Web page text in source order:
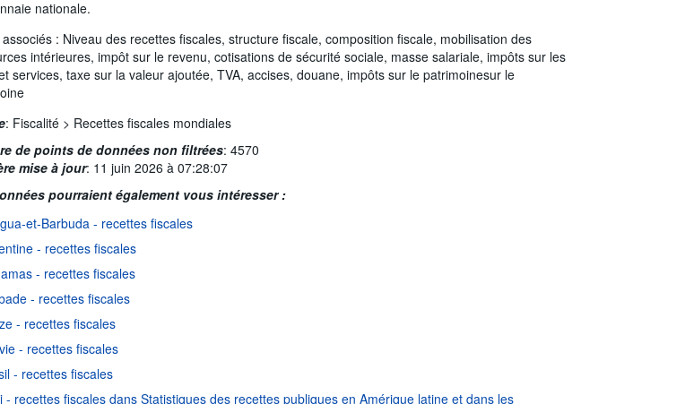
nationale.
: Niveau des recettes fiscales, structure fiscale, composition fiscale, mobilisation des
intérieures, impôt sur le revenu, cotisations de sécurité sociale, masse salariale, impôts sur les
services, taxe sur la valeur ajoutée, TVA, accises, douane, impôts sur le patrimoinesur le
: Fiscalité > Recettes fiscales mondiales
de points de données non filtrées:4570
mise à jour: 11 juin 2026 à 07:28:07
pourraient également vous intéresser :
et-Barbuda - recettes fiscales
- recettes fiscales
- recettes fiscales
- recettes fiscales
- recettes fiscales
- recettes fiscales
- recettes fiscales
- recettes fiscales dans Statistiques des recettes publiques en Amérique latine et dans les